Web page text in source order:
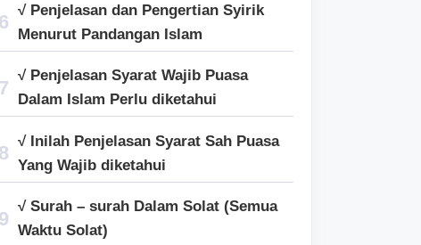
√ Penjelasan dan Pengertian Syirik
Menurut Pandangan Islam
√ Penjelasan Syarat Wajib Puasa
Dalam Islam Perlu diketahui
√ Inilah Penjelasan Syarat Sah Puasa
Yang Wajib diketahui
√ Surah – surah Dalam Solat (Semua
Waktu Solat)